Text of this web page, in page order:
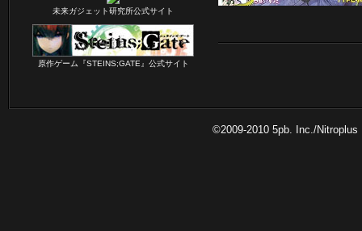
未来ガジェット研究所公式サイト
原作ゲーム『STEINS;GATE』公式サイト
©2009-2010 5pb. Inc./